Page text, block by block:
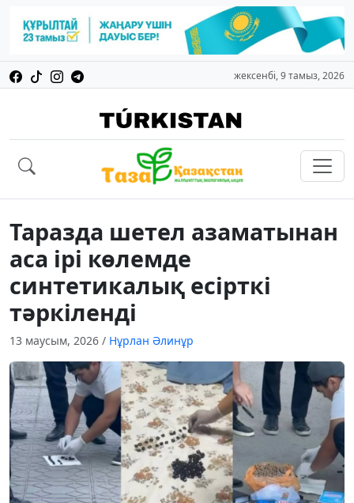
жексенбі, 9 тамыз, 2026
Таразда шетел азаматынан
аса ірі көлемде
синтетикалық есірткі
тәркіленді
13 маусым, 2026 / Нұрлан Әлинұр